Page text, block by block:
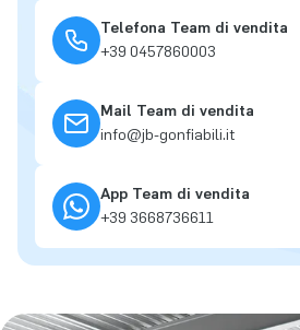
Telefona Team di vendita
+39 0457860003
Mail Team di vendita
info@jb-gonfiabili.it
App Team di vendita
+39 3668736611